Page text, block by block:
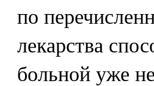
по
лекарства
больной уже